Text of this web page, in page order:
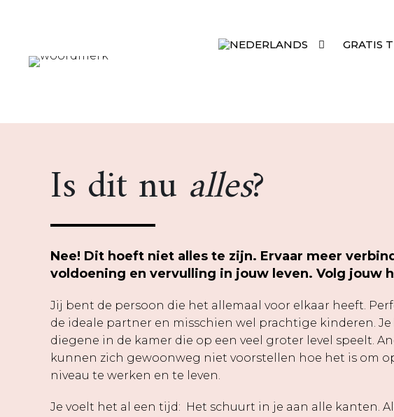
GRATIS
Is dit nu alles?
Nee! Dit hoeft niet alles te zijn. Ervaar meer
voldoening en vervulling in jouw leven. Volg jouw
Jij bent de persoon die het allemaal voor elkaar heeft.
de ideale partner en misschien wel prachtige kinderen.
diegene in de kamer die op een veel groter level speelt.
kunnen zich gewoonweg niet voorstellen hoe het is om
niveau te werken en te leven.
Je voelt het al een tijd: Het schuurt in je aan alle kanten.